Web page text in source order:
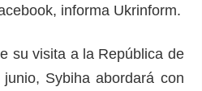
informa Ukrinform.
su visita a la República de
Sybiha abordará con